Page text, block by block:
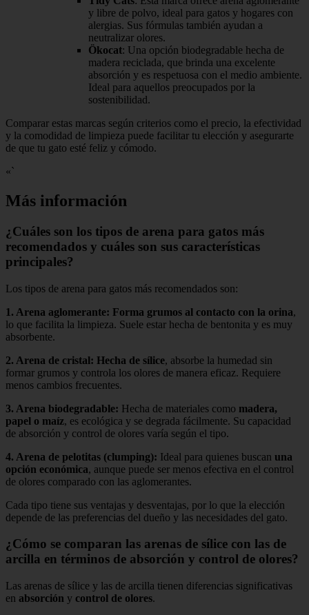
y libre de polvo, ideal para gatos y hogares con
alergias. Sus fórmulas también ayudan a
neutralizar olores.
Ökocat: Una opción biodegradable hecha de
madera reciclada, que brinda una excelente
absorción y es respetuosa con el medio ambiente.
Ideal para aquellos preocupados por la
sostenibilidad.
Comparar estas marcas según criterios como el precio, la efectividad
y la comodidad de limpieza puede facilitar tu elección y asegurarte
de que tu gato esté feliz y cómodo.
«`
Más información
¿Cuáles son los tipos de arena para gatos más
recomendados y cuáles son sus características
principales?
Los tipos de arena para gatos más recomendados son:
1. Arena aglomerante: Forma grumos al contacto con la orina,
lo que facilita la limpieza. Suele estar hecha de bentonita y es muy
absorbente.
2. Arena de cristal: Hecha de sílice, absorbe la humedad sin
formar grumos y controla los olores de manera eficaz. Requiere
menos cambios frecuentes.
3. Arena biodegradable: Hecha de materiales como madera,
papel o maíz, es ecológica y se degrada fácilmente. Su capacidad
de absorción y control de olores varía según el tipo.
4. Arena de pelotitas (clumping): Ideal para quienes buscan una
opción económica, aunque puede ser menos efectiva en el control
de olores comparado con las aglomerantes.
Cada tipo tiene sus ventajas y desventajas, por lo que la elección
depende de las preferencias del dueño y las necesidades del gato.
¿Cómo se comparan las arenas de sílice con las de
arcilla en términos de absorción y control de olores?
Las arenas de sílice y las de arcilla tienen diferencias significativas
en absorción y control de olores.